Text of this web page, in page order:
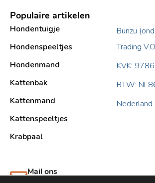
Populaire artikelen
Hondentuigje
Hondenspeeltjes
Hondenmand
Kattenbak
Kattenmand
Kattenspeeltjes
Krabpaal​
Bunzu
Trading
KVK:
BTW:
Nederland
Mail ons